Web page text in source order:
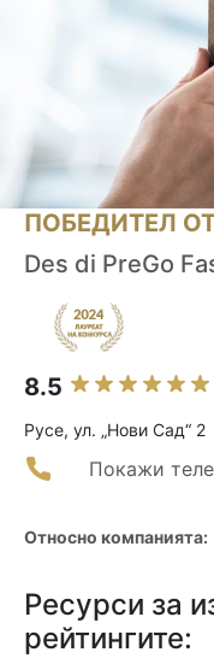
ПОБЕДИТЕЛ
Des di PreGo
8.5
Русе, ул. „Нови Сад“ 2
Покажи
Относно компанията:
Ресурси за
рейтингите: